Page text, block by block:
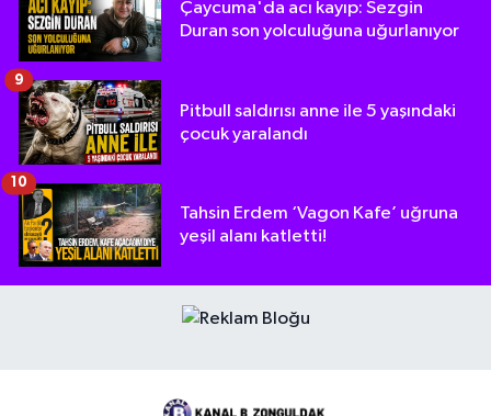
Çaycuma'da acı kayıp: Sezgin
Duran son yolculuğuna uğurlanıyor
Pitbull saldırısı anne ile 5 yaşındaki
çocuk yaralandı
9
Tahsin Erdem ‘Vagon Kafe’ uğruna
yeşil alanı katletti!
10